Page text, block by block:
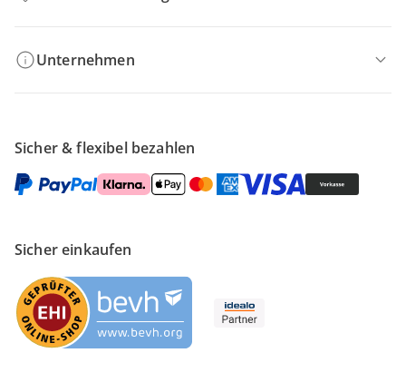
Unternehmen
Sicher & flexibel bezahlen
Sicher einkaufen